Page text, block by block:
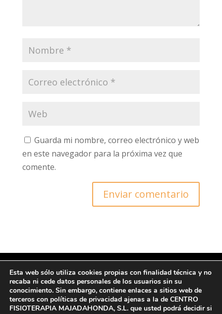
Guarda mi nombre, correo electrónico y web
en este navegador para la próxima vez que
comente.
© Copyright 2022 CFM
Esta web sólo utiliza cookies propias con finalidad técnica y no
recaba ni cede datos personales de los usuarios sin su
conocimiento. Sin embargo, contiene enlaces a sitios web de
terceros con políticas de privacidad ajenas a la de CENTRO
FISIOTERAPIA MAJADAHONDA, S.L. que usted podrá decidir si